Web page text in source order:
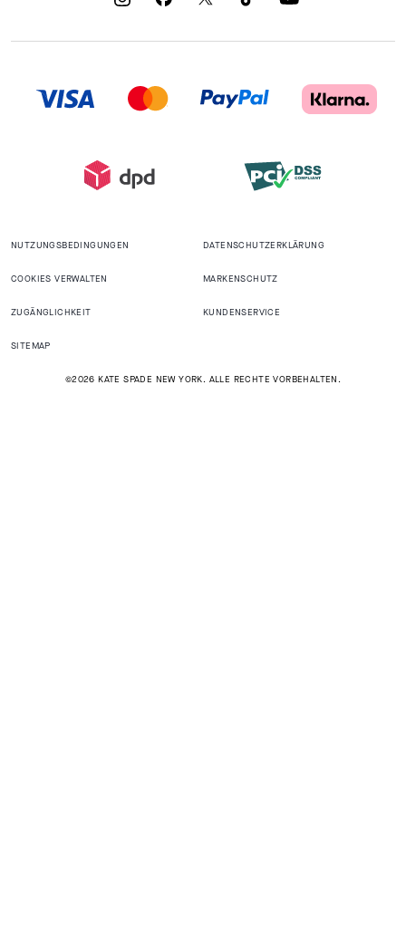
NUTZUNGSBEDINGUNGEN DATENSCHUTZERKLÄRUNG
COOKIES VERWALTEN MARKENSCHUTZ
ZUGÄNGLICHKEIT KUNDENSERVICE
SITEMAP
©2026 KATE SPADE NEW YORK. ALLE RECHTE VORBEHALTEN.